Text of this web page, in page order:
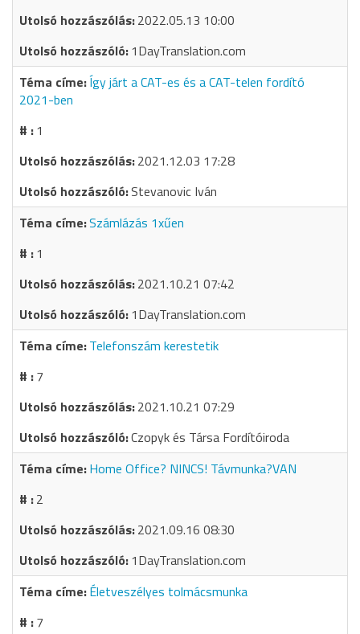
2022.05.13 10:00
1DayTranslation.com
Így járt a CAT-es és a CAT-telen fordító
2021-ben
1
2021.12.03 17:28
Stevanovic Iván
Számlázás 1xűen
1
2021.10.21 07:42
1DayTranslation.com
Telefonszám kerestetik
7
2021.10.21 07:29
Czopyk és Társa Fordítóiroda
Home Office? NINCS! Távmunka?VAN
2
2021.09.16 08:30
1DayTranslation.com
Életveszélyes tolmácsmunka
7